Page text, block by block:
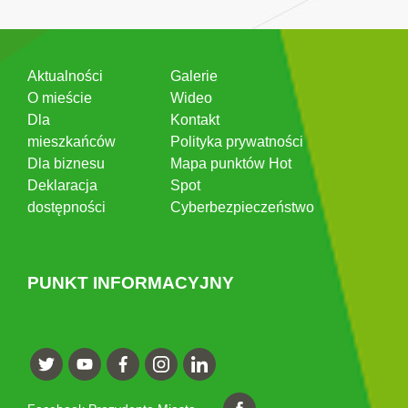
Aktualności
O mieście
Dla
mieszkańców
Dla biznesu
Deklaracja
dostępności
Galerie
Wideo
Kontakt
Polityka prywatności
Mapa punktów Hot
Spot
Cyberbezpieczeństwo
PUNKT INFORMACYJNY